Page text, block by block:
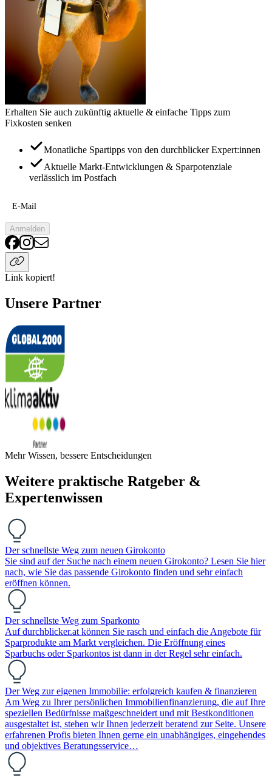
Erhalten Sie auch zukünftig aktuelle & einfache Tipps zum
Fixkosten senken
Monatliche Spartipps von den durchblicker Expert:innen
Aktuelle Markt-Entwicklungen & Sparpotenziale
verlässlich im Postfach
E-Mail
Anmelden
Link kopiert!
Unsere Partner
Mehr Wissen, bessere Entscheidungen
Weitere praktische Ratgeber &
Expertenwissen
Der schnellste Weg zum neuen Girokonto
Sie sind auf der Suche nach einem neuen Girokonto? Lesen Sie hier
nach, wie Sie das passende Girokonto finden und sehr einfach
eröffnen können.
Der schnellste Weg zum Sparkonto
Auf durchblicker.at können Sie rasch und einfach die Angebote für
Sparprodukte am Markt vergleichen. Die Eröffnung eines
Sparbuchs oder Sparkontos ist dann in der Regel sehr einfach.
Der Weg zur eigenen Immobilie: erfolgreich kaufen & finanzieren
Am Weg zu Ihrer persönlichen Immobilienfinanzierung, die auf Ihre
speziellen Bedürfnisse maßgeschneidert und mit Bestkonditionen
ausgestaltet ist, stehen wir Ihnen jederzeit beratend zur Seite. Unsere
erfahrenen Profis bieten Ihnen gerne ein unabhängiges, eingehendes
und objektives Beratungsservice…